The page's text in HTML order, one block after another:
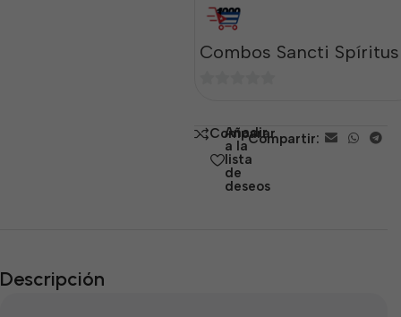
Combos Sancti Spíritus
5 Comparar
Añadir
a la
lista
de
deseos
Compartir:
Descripción